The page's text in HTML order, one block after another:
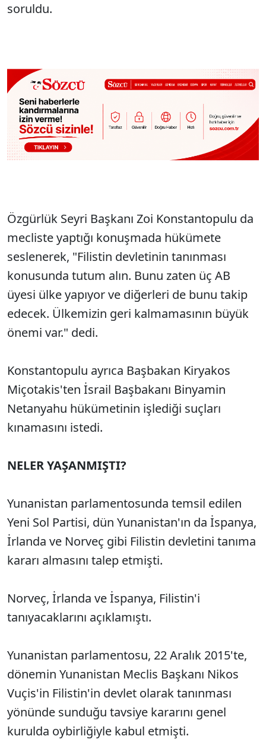
soruldu.
Özgürlük Seyri Başkanı Zoi Konstantopulu da
mecliste yaptığı konuşmada hükümete
seslenerek, "Filistin devletinin tanınması
konusunda tutum alın. Bunu zaten üç AB
üyesi ülke yapıyor ve diğerleri de bunu takip
edecek. Ülkemizin geri kalmamasının büyük
önemi var." dedi.
Konstantopulu ayrıca Başbakan Kiryakos
Miçotakis'ten İsrail Başbakanı Binyamin
Netanyahu hükümetinin işlediği suçları
kınamasını istedi.
NELER YAŞANMIŞTI?
Yunanistan parlamentosunda temsil edilen
Yeni Sol Partisi, dün Yunanistan'ın da İspanya,
İrlanda ve Norveç gibi Filistin devletini tanıma
kararı almasını talep etmişti.
Norveç, İrlanda ve İspanya, Filistin'i
tanıyacaklarını açıklamıştı.
Yunanistan parlamentosu, 22 Aralık 2015'te,
dönemin Yunanistan Meclis Başkanı Nikos
Vuçis'in Filistin'in devlet olarak tanınması
yönünde sunduğu tavsiye kararını genel
kurulda oybirliğiyle kabul etmişti.